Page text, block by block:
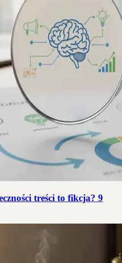
treści to fikcja? 9